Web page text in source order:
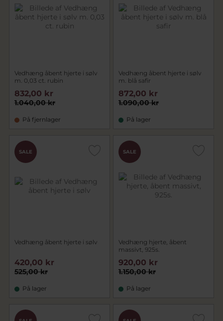
Vedhæng åbent hjerte i sølv
m. 0,03 ct. rubin
1.040,00 kr
832,00 kr
På fjernlager
Vedhæng åbent hjerte i sølv
m. blå safir
1.090,00 kr
872,00 kr
På lager
SALE
Vedhæng åbent hjerte i sølv
525,00 kr
420,00 kr
På lager
SALE
Vedhæng hjerte, åbent
massivt, 925s.
1.150,00 kr
920,00 kr
På lager